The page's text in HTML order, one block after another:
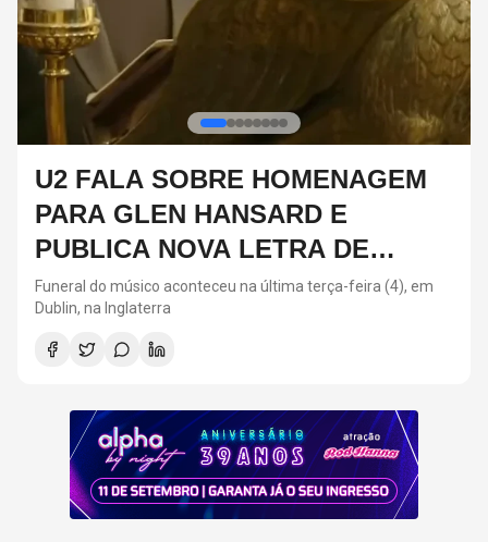
(4), em
DIA DOS PAIS: ARTISTAS
SEGUIRAM OS PASSOS
PAIS NA MÚSICA
Neste ano, o Dia dos Pais acontece neste domingo